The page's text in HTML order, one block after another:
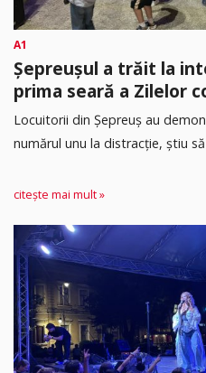
A1
Șepreușul a trăit la
prima seară a Zilelor
Locuitorii din Șepreuș au
numărul unu la distracție, știu
citește mai mult »